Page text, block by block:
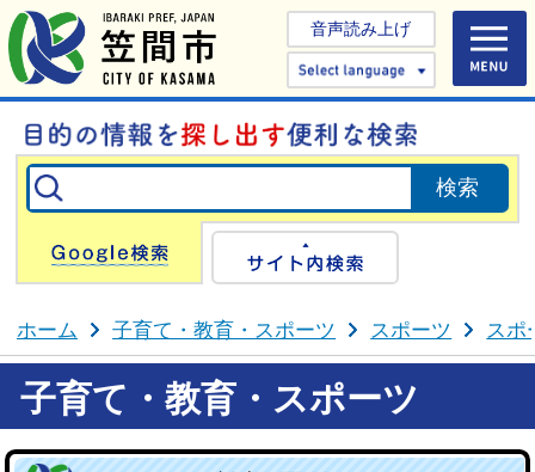
音声読み上げ
Select
Google検索
ホーム 子育て・教育・スポーツ スポーツ スポ
子育て・教育・スポーツ